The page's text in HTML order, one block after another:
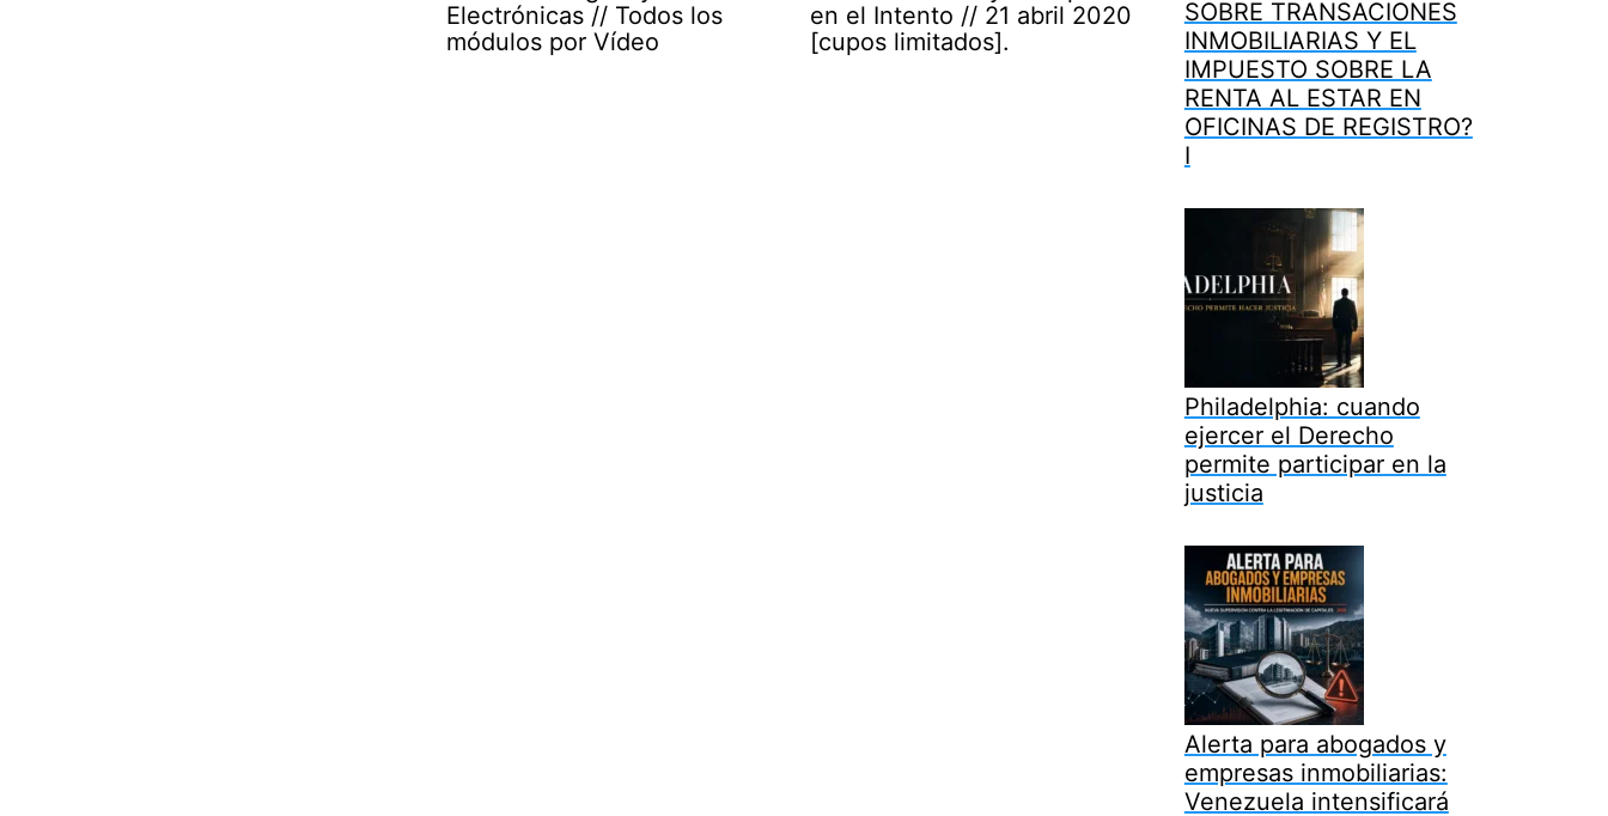
Electrónicas // Todos los
módulos por Vídeo
en el Intento // 21 abril 2020
[cupos limitados].
SOBRE TRANSACIONES
INMOBILIARIAS Y EL
IMPUESTO SOBRE LA
RENTA AL ESTAR EN
OFICINAS DE REGISTRO?
I
Philadelphia: cuando
ejercer el Derecho
permite participar en la
justicia
Alerta para abogados y
empresas inmobiliarias:
Venezuela intensificará